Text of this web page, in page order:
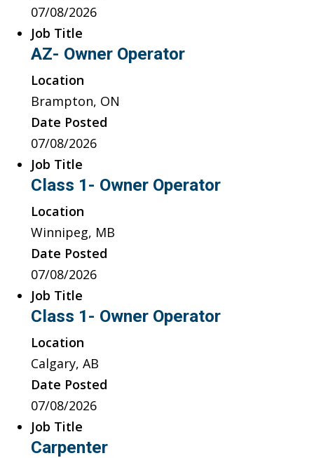
07/08/2026
Job Title
AZ- Owner Operator
Location
Brampton, ON
Date Posted
07/08/2026
Job Title
Class 1- Owner Operator
Location
Winnipeg, MB
Date Posted
07/08/2026
Job Title
Class 1- Owner Operator
Location
Calgary, AB
Date Posted
07/08/2026
Job Title
Carpenter